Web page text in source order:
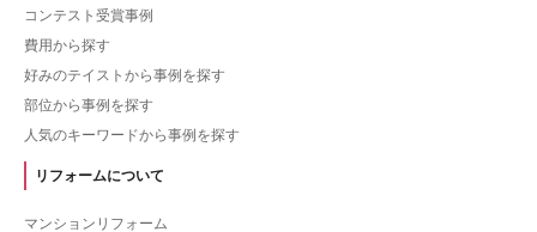
コンテスト受賞事例
費用から探す
好みのテイストから事例を探す
部位から事例を探す
人気のキーワードから事例を探す
リフォームについて
マンションリフォーム